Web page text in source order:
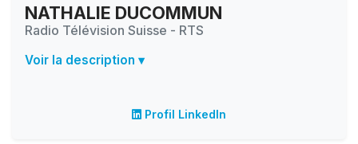
NATHALIE DUCOMMUN
Radio Télévision Suisse - RTS
Voir la description ▾
Profil LinkedIn